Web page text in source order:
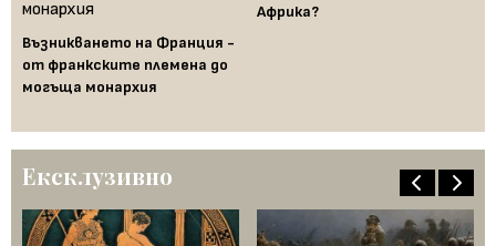
Възникването на Франция -
от франкските племена до
могъща монархия
Африка?
Ексклузивно